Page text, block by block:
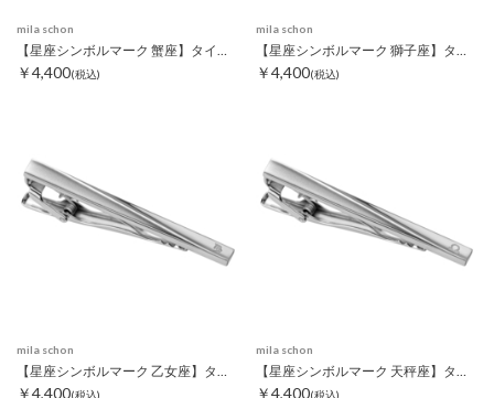
mila schon
￥4,400(税込)
mila schon
￥4,400(税込)
mila schon
【星座シンボルマーク 乙女座】タイピン
￥4,400(税込)
mila schon
【星座シンボルマーク 天秤座】タイピン
￥4,400(税込)